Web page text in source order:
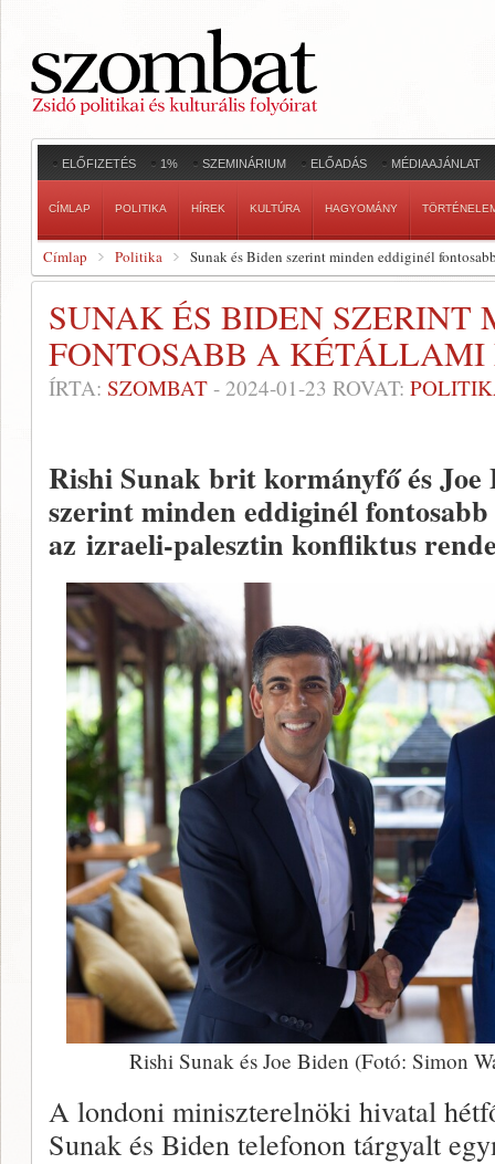
ELŐFIZETÉS 1% SZEMINÁRIUM ELŐADÁS MÉDIAAJÁNLAT
CÍMLAP POLITIKA HÍREK KULTÚRA HAGYOMÁNY
Címlap Politika Sunak és Biden szerint minden eddiginél
SUNAK ÉS BIDEN SZERINT
FONTOSABB A KÉTÁLLAMI
ÍRTA: SZOMBAT - 2024-01-23 ROVAT:
Rishi Sunak brit kormányfő és
szerint minden eddiginél
az izraeli-palesztin konfliktus
Rishi Sunak és Joe Biden (Fotó: Simon
A londoni miniszterelnöki hivatal
Sunak és Biden telefonon tárgyalt